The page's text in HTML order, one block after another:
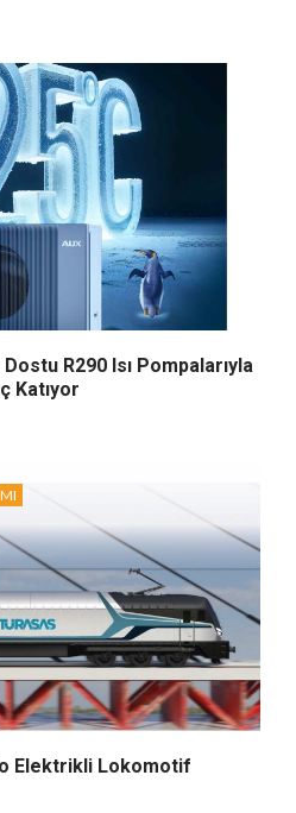
R290 Isı Pompalarıyla
Katıyor
Elektrikli Lokomotif